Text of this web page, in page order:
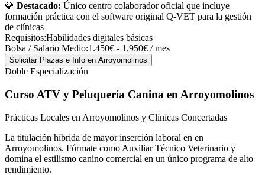
💎 Destacado: Único centro colaborador oficial que incluye
formación práctica con el software original Q-VET para la gestión
de clínicas
Requisitos:Habilidades digitales básicas
Bolsa / Salario Medio:1.450€ - 1.950€ / mes
Solicitar Plazas e Info en Arroyomolinos
Doble Especialización
Curso ATV y Peluquería Canina en Arroyomolinos
Prácticas Locales en Arroyomolinos y Clínicas Concertadas
La titulación híbrida de mayor inserción laboral en en
Arroyomolinos. Fórmate como Auxiliar Técnico Veterinario y
domina el estilismo canino comercial en un único programa de alto
rendimiento.